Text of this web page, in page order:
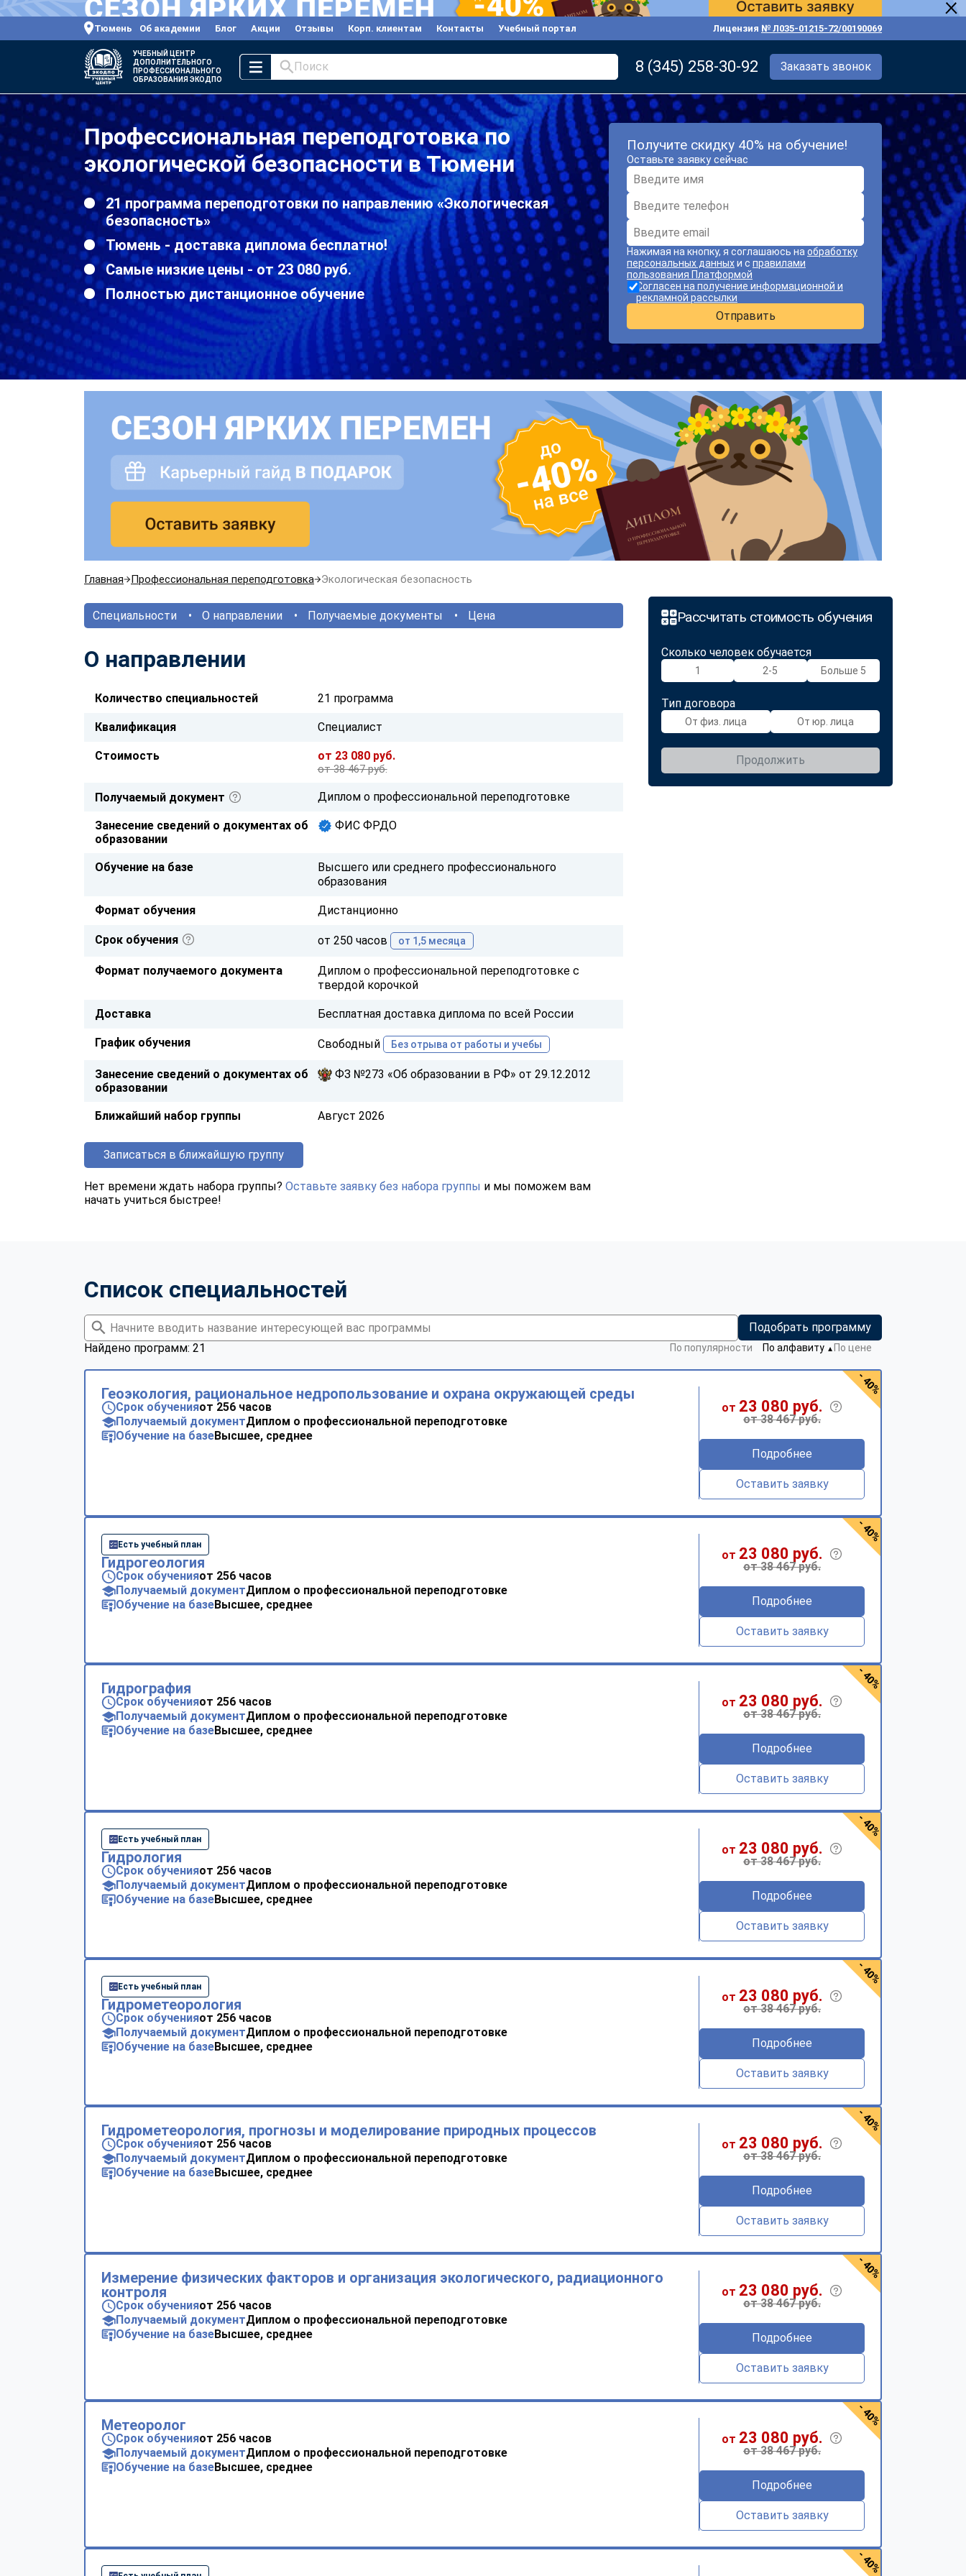
Тюмень Об академии Блог Акции Отзывы Корп. клиентам Контакты Учебный портал Лицензия № Л035-01215-72/00190069
УЧЕБНЫЙ ЦЕНТР
ДОПОЛНИТЕЛЬНОГО
ПРОФЕССИОНАЛЬНОГО
ОБРАЗОВАНИЯ ЭКОДПО
Поиск 8 (345) 258-30-92 Заказать звонок
Профессиональная переподготовка по
экологической безопасности в Тюмени
21 программа переподготовки по направлению «Экологическая
безопасность»
Тюмень - доставка диплома бесплатно!
Самые низкие цены - от 23 080 руб.
Полностью дистанционное обучение
Получите скидку 40% на обучение!
Оставьте заявку сейчас
Нажимая на кнопку, я соглашаюсь на обработку
персональных данныхи с правилами
пользования Платформой
Согласен на получение информационной и
рекламной рассылки
Отправить
Главная Профессиональная переподготовка Экологическая безопасность
Рассчитать стоимость обучения
Сколько человек обучается
1 2-5 Больше 5
Тип договора
От физ. лица От юр. лица
Продолжить
Специальности О направлении Получаемые документы Цена
О направлении
Количество специальностей 21 программа
Квалификация Специалист
Стоимость от 23 080 руб.
от 38 467 руб.
Получаемый документ Диплом о профессиональной переподготовке
Занесение сведений о документах об
образовании
ФИС ФРДО
Обучение на базе
Высшего или среднего профессионального
образования
Формат обучения Дистанционно
Срок обучения от 250 часов от 1,5 месяца
Формат получаемого документа
Диплом о профессиональной переподготовке с
твердой корочкой
Доставка Бесплатная доставка диплома по всей России
График обучения Свободный Без отрыва от работы и учебы
Занесение сведений о документах об
образовании
ФЗ №273 «Об образовании в РФ» от 29.12.2012
Ближайший набор группы Август 2026
Записаться в ближайшую группу
Нет времени ждать набора группы? Оставьте заявку без набора группы и мы поможем вам
начать учиться быстрее!
Список специальностей
Подобрать программу
Найдено программ: 21
По популярности По алфавиту ▼ По цене
Геоэкология, рациональное недропользование и охрана окружающей среды
Срок обученияот 256 часов
Получаемый документДиплом о профессиональной переподготовке
Обучение на базеВысшее, среднее
от 23 080 руб.
от 38 467 руб.
Подробнее
Оставить заявку
- 40%
Есть учебный план
Гидрогеология
Срок обученияот 256 часов
Получаемый документДиплом о профессиональной переподготовке
Обучение на базеВысшее, среднее
от 23 080 руб.
от 38 467 руб.
Подробнее
Оставить заявку
- 40%
Гидрография
Срок обученияот 256 часов
Получаемый документДиплом о профессиональной переподготовке
Обучение на базеВысшее, среднее
от 23 080 руб.
от 38 467 руб.
Подробнее
Оставить заявку
- 40%
Есть учебный план
Гидрология
Срок обученияот 256 часов
Получаемый документДиплом о профессиональной переподготовке
Обучение на базеВысшее, среднее
от 23 080 руб.
от 38 467 руб.
Подробнее
Оставить заявку
- 40%
Есть учебный план
Гидрометеорология
Срок обученияот 256 часов
Получаемый документДиплом о профессиональной переподготовке
Обучение на базеВысшее, среднее
от 23 080 руб.
от 38 467 руб.
Подробнее
Оставить заявку
- 40%
Гидрометеорология, прогнозы и моделирование природных процессов
Срок обученияот 256 часов
Получаемый документДиплом о профессиональной переподготовке
Обучение на базеВысшее, среднее
от 23 080 руб.
от 38 467 руб.
Подробнее
Оставить заявку
- 40%
Измерение физических факторов и организация экологического, радиационного
контроля
Срок обученияот 256 часов
Получаемый документДиплом о профессиональной переподготовке
Обучение на базеВысшее, среднее
от 23 080 руб.
от 38 467 руб.
Подробнее
Оставить заявку
- 40%
Метеоролог
Срок обученияот 256 часов
Получаемый документДиплом о профессиональной переподготовке
Обучение на базеВысшее, среднее
от 23 080 руб.
от 38 467 руб.
Подробнее
Оставить заявку
- 40%
- 40%